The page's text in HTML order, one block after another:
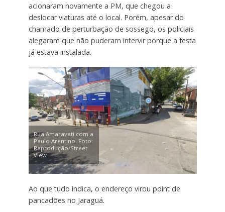
acionaram novamente a PM, que chegou a
deslocar viaturas até o local. Porém, apesar do
chamado de perturbação de sossego, os policiais
alegaram que não puderam intervir porque a festa
já estava instalada.
Rua Amaravati com a
Paulo Arentino. Foto:
Reprodução/Street
View
Ao que tudo indica, o endereço virou point de
pancadões no Jaraguá.